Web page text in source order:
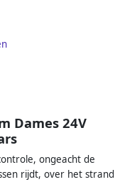
Dames 24V
ongeacht de
rijdt, over het strand